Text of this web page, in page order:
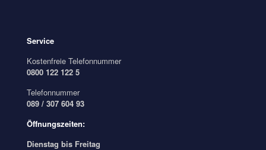
Service
Kostenfreie Telefonnummer
0800 122 122 5
Telefonnummer
089 / 307 604 93
Öffnungszeiten:
Dienstag bis Freitag